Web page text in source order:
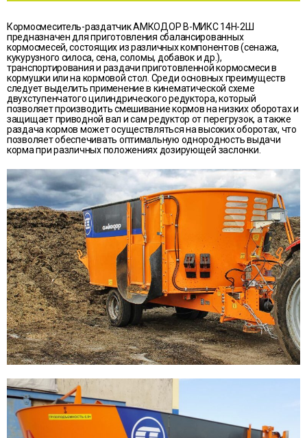
Кормосмеситель-раздатчик АМКОДОР В-МИКС 14Н-2Ш
предназначен для приготовления сбалансированных
кормосмесей, состоящих из различных компонентов (сенажа,
кукурузного силоса, сена, соломы, добавок и др.),
транспортирования и раздачи приготовленной кормосмеси в
кормушки или на кормовой стол. Среди основных преимуществ
следует выделить применение в кинематической схеме
двухступенчатого цилиндрического редуктора, который
позволяет производить смешивание кормов на низких оборотах и
защищает приводной вал и сам редуктор от перегрузок, а также
раздача кормов может осуществляться на высоких оборотах, что
позволяет обеспечивать оптимальную однородность выдачи
корма при различных положениях дозирующей заслонки.